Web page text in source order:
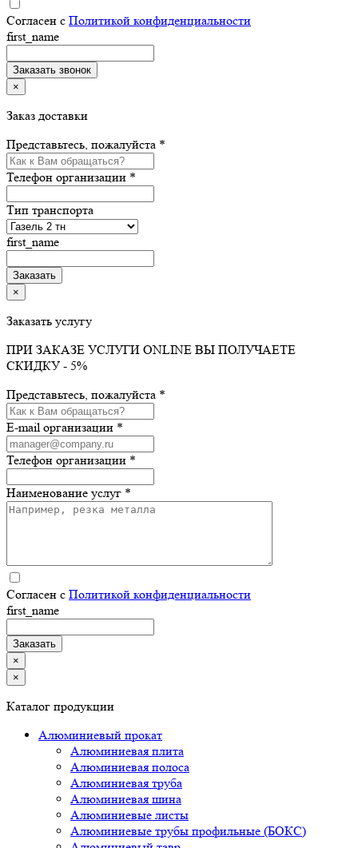
Согласен с Политикой конфиденциальности
first_name
×
Заказ доставки
Представьтесь, пожалуйста *
Телефон организации *
Тип транспорта
first_name
×
Заказать услугу
ПРИ ЗАКАЗЕ УСЛУГИ ONLINE ВЫ ПОЛУЧАЕТЕ
СКИДКУ - 5%
Представьтесь, пожалуйста *
E-mail организации *
Телефон организации *
Наименование услуг *
Согласен с Политикой конфиденциальности
first_name
×
×
Каталог продукции
Алюминиевый прокат
Алюминиевая плита
Алюминиевая полоса
Алюминиевая труба
Алюминиевая шина
Алюминиевые листы
Алюминиевые трубы профильные (БОКС)